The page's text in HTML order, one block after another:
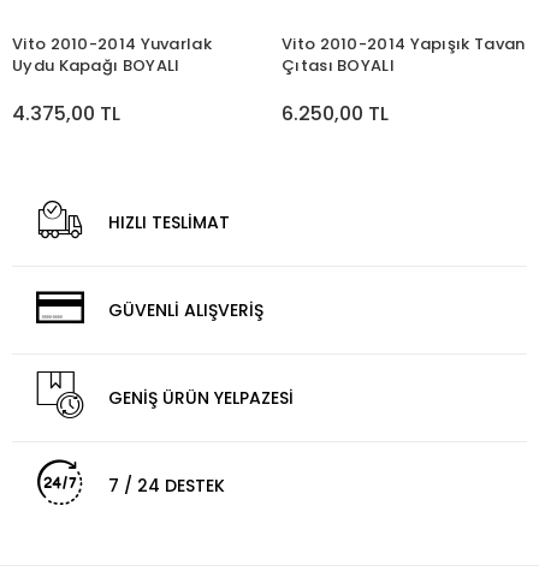
Vito 2010-2014 Yuvarlak
Uydu Kapağı BOYALI
4.375,00 TL
Vito 2010-2014 Yapışık Tavan
Çıtası BOYALI
6.250,00 TL
HIZLI TESLİMAT
GÜVENLİ ALIŞVERİŞ
GENİŞ ÜRÜN YELPAZESİ
7 / 24 DESTEK